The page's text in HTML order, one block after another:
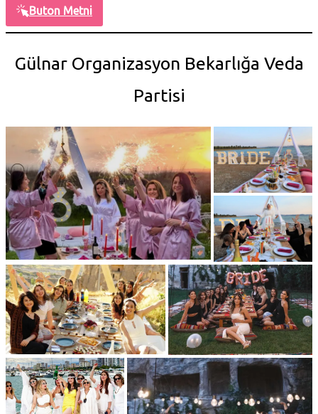
Buton Metni
Gülnar Organizasyon Bekarlığa Veda
Partisi